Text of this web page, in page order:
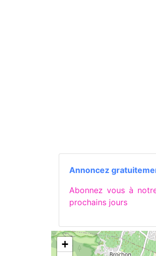
Annoncez
Abonnez vous à
prochains jours
+